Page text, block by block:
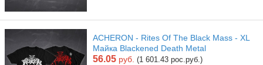
ACHERON - Rites Of The Black Mass - XL
Майка Blackened Death Metal
56.05 руб. (1 601.43 рос.руб.)